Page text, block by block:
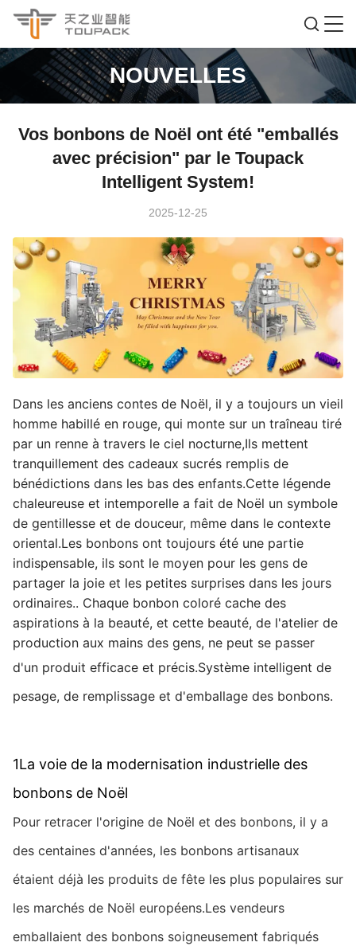
NOUVELLES
Vos bonbons de Noël ont été "emballés
avec précision" par le Toupack
Intelligent System!
2025-12-25
Dans les anciens contes de Noël, il y a toujours un vieil
homme habillé en rouge, qui monte sur un traîneau tiré
par un renne à travers le ciel nocturne,Ils mettent
tranquillement des cadeaux sucrés remplis de
bénédictions dans les bas des enfants.Cette légende
chaleureuse et intemporelle a fait de Noël un symbole
de gentillesse et de douceur, même dans le contexte
oriental.Les bonbons ont toujours été une partie
indispensable, ils sont le moyen pour les gens de
partager la joie et les petites surprises dans les jours
ordinaires.. Chaque bonbon coloré cache des
aspirations à la beauté, et cette beauté, de l'atelier de
production aux mains des gens, ne peut se passer
d'un produit efficace et précis.Système intelligent de
pesage, de remplissage et d'emballage des bonbons.
1La voie de la modernisation industrielle des
bonbons de Noël
Pour retracer l'origine de Noël et des bonbons, il y a
des centaines d'années, les bonbons artisanaux
étaient déjà les produits de fête les plus populaires sur
les marchés de Noël européens.Les vendeurs
emballaient des bonbons soigneusement fabriqués